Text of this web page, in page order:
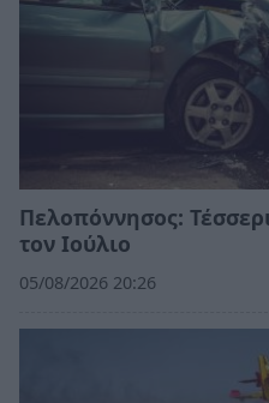
Πελοπόννησος:
τον Ιούλιο
05/08/2026 20:26